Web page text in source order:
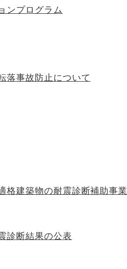
ンプログラム
落事故防止について
格建築物の耐震診断補助事業
診断結果の公表